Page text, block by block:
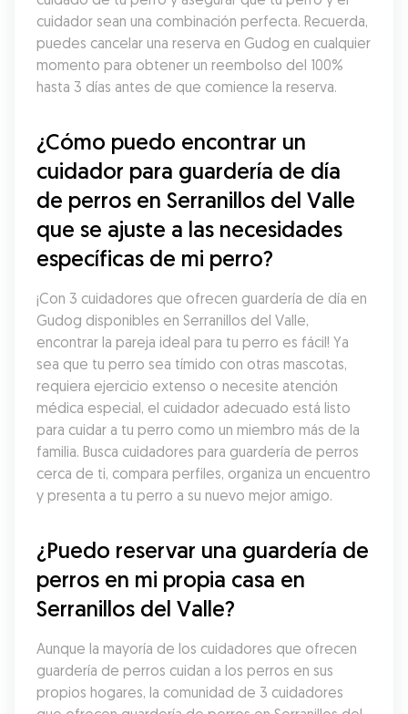
cuidador sean una combinación perfecta. Recuerda,
puedes cancelar una reserva en Gudog en cualquier
momento para obtener un reembolso del 100%
hasta 3 días antes de que comience la reserva.
¿Cómo puedo encontrar un
cuidador para guardería de día
de perros en Serranillos del Valle
que se ajuste a las necesidades
específicas de mi perro?
¡Con 3 cuidadores que ofrecen guardería de día en
Gudog disponibles en Serranillos del Valle,
encontrar la pareja ideal para tu perro es fácil! Ya
sea que tu perro sea tímido con otras mascotas,
requiera ejercicio extenso o necesite atención
médica especial, el cuidador adecuado está listo
para cuidar a tu perro como un miembro más de la
familia. Busca cuidadores para guardería de perros
cerca de ti, compara perfiles, organiza un encuentro
y presenta a tu perro a su nuevo mejor amigo.
¿Puedo reservar una guardería de
perros en mi propia casa en
Serranillos del Valle?
Aunque la mayoría de los cuidadores que ofrecen
guardería de perros cuidan a los perros en sus
propios hogares, la comunidad de 3 cuidadores